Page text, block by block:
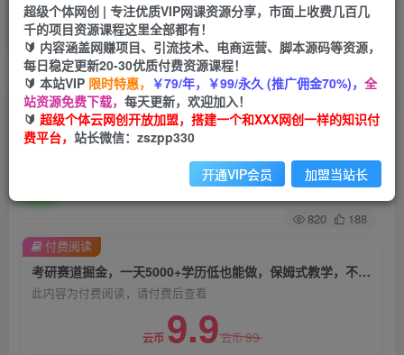
挂机
项目
脚本卡密
APP下载
GO
首页 创业课程 会员免费 正文
考研赛道掘金，一天5000+学历低也能做，保姆式
教学，不学一下，真的可惜
关注 私信
820 188
考研赛道掘金，一天5000+学历低也能做，保姆式教学，不学一下，真的可惜
此内容为付费阅读，请付费后查看
云币 9.9云币99
付费阅读
超级个体网创 | 专注优质VIP网课资源分享，市面上收费几百几
千的项目资源课程这里全部都有！
🔰 内容涵盖网赚项目、引流技术、电商运营、脚本源码等资源，
每日稳定更新20-30优质付费资源课程！
🔰 本站VIP 限时特惠， ￥79/年，￥99/永久 (推广佣金70%)， 全
站资源免费下载， 每天更新，欢迎加入！
🔰 超级个体云网创开放加盟，搭建一个和XXX网创一样的知识付
费平台， 站长微信：zszpp330
开通VIP会员 加盟当站长